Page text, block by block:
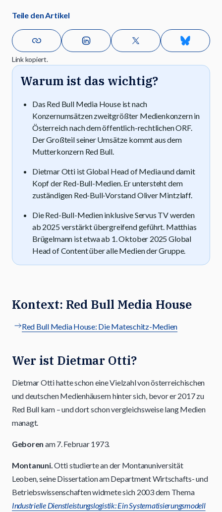
Teile den Artikel
Link kopiert.
Warum ist das wichtig?
Das Red Bull Media House ist nach
Konzernumsätzen zweitgrößter Medienkonzern in
Österreich nach dem öffentlich-rechtlichen ORF.
Der Großteil seiner Umsätze kommt aus dem
Mutterkonzern Red Bull.
Dietmar Otti ist Global Head of Media und damit
Kopf der Red-Bull-Medien. Er untersteht dem
zuständigen Red-Bull-Vorstand Oliver Mintzlaff.
Die Red-Bull-Medien inklusive Servus TV werden
ab 2025 verstärkt übergreifend geführt. Matthias
Brügelmann ist etwa ab 1. Oktober 2025 Global
Head of Content über alle Medien der Gruppe.
Kontext: Red Bull Media House
Red Bull Media House: Die Mateschitz-Medien
Wer ist Dietmar Otti?
Dietmar Otti hatte schon eine Vielzahl von österreichischen
und deutschen Medienhäusern hinter sich, bevor er 2017 zu
Red Bull kam – und dort schon vergleichsweise lang Medien
managt.
Geboren am 7. Februar 1973.
Montanuni.Otti studierte an der Montanuniversität
Leoben, seine Dissertation am Department Wirtschafts- und
Betriebswissenschaften widmete sich 2003 dem Thema
Industrielle Dienstleistungslogistik: Ein Systematisierungsmodell